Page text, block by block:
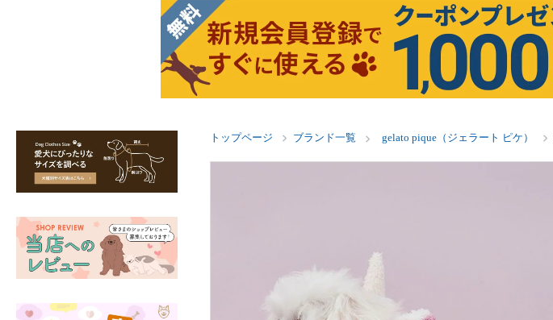
トップページ ブランド一覧 gelato pique（ジェラート ピケ）